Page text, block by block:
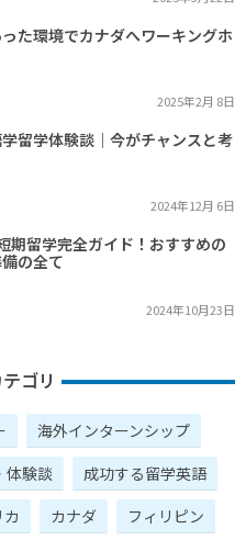
った環境でカナダへワーキングホ
2025年2月 8日
留学体験談｜今がチャンスと考
2024年12月 6日
期留学完全ガイド！おすすめの
の全て
2024年10月23日
ゴリ
海外インターンシップ
体験談
成功する留学英語
カナダ
フィリピン